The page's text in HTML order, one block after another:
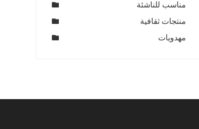
مناسب للناشئة
منتجات ثقافية
مهدويات